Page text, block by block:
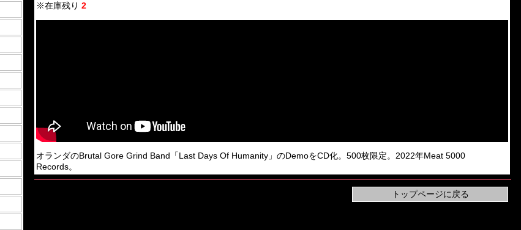
※在庫残り 2
オランダのBrutal Gore Grind Band「Last Days Of Humanity」のDemoをCD化。500枚限定。2022年Meat 5000
Records。